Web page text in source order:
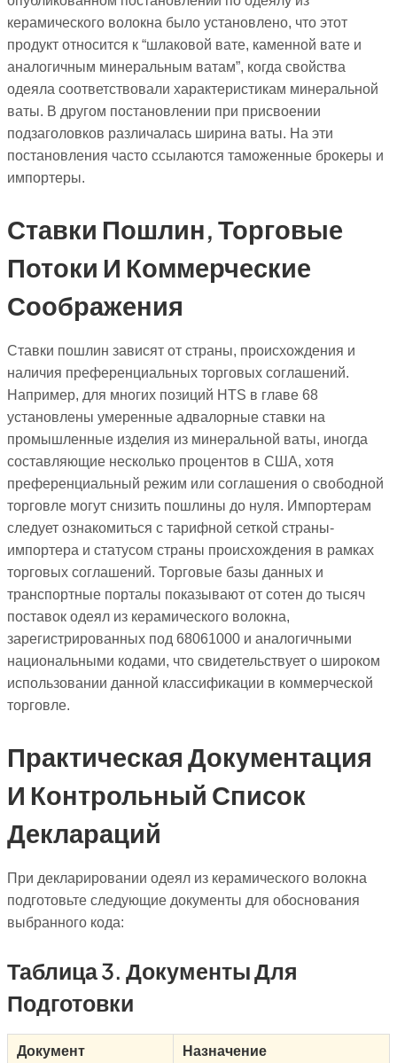
керамического волокна было установлено, что этот
продукт относится к “шлаковой вате, каменной вате и
аналогичным минеральным ватам”, когда свойства
одеяла соответствовали характеристикам минеральной
ваты. В другом постановлении при присвоении
подзаголовков различалась ширина ваты. На эти
постановления часто ссылаются таможенные брокеры и
импортеры.
Ставки Пошлин, Торговые
Потоки И Коммерческие
Соображения
Ставки пошлин зависят от страны, происхождения и
наличия преференциальных торговых соглашений.
Например, для многих позиций HTS в главе 68
установлены умеренные адвалорные ставки на
промышленные изделия из минеральной ваты, иногда
составляющие несколько процентов в США, хотя
преференциальный режим или соглашения о свободной
торговле могут снизить пошлины до нуля. Импортерам
следует ознакомиться с тарифной сеткой страны-
импортера и статусом страны происхождения в рамках
торговых соглашений. Торговые базы данных и
транспортные порталы показывают от сотен до тысяч
поставок одеял из керамического волокна,
зарегистрированных под 68061000 и аналогичными
национальными кодами, что свидетельствует о широком
использовании данной классификации в коммерческой
торговле.
Практическая Документация
И Контрольный Список
Деклараций
При декларировании одеял из керамического волокна
подготовьте следующие документы для обоснования
выбранного кода:
Таблица 3. Документы Для
Подготовки
Документ Назначение